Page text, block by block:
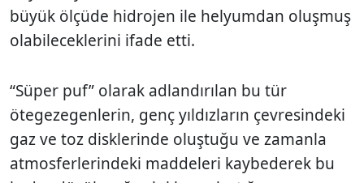
büyük ölçüde hidrojen ile helyumdan oluşmuş
olabileceklerini ifade etti.
“Süper puf” olarak adlandırılan bu tür
ötegezegenlerin, genç yıldızların çevresindeki
gaz ve toz disklerinde oluştuğu ve zamanla
atmosferlerindeki maddeleri kaybederek bu